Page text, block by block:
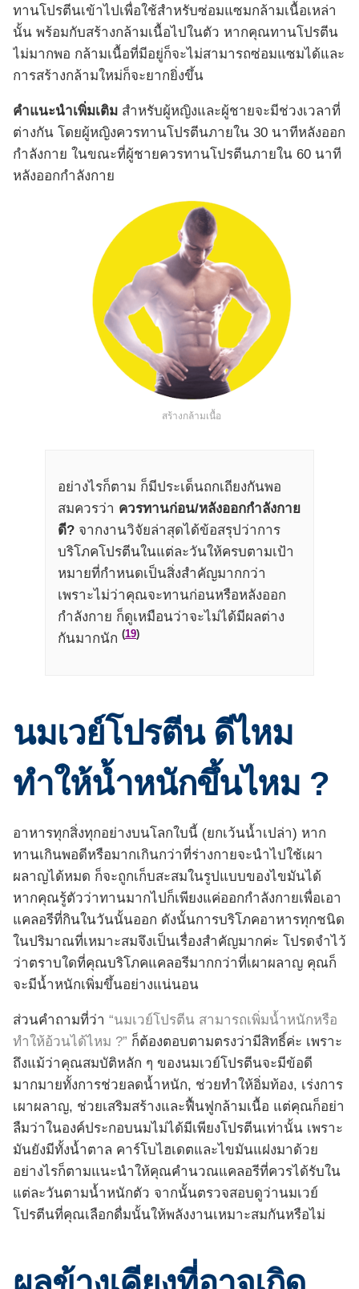
ทานโปรตีนเข้าไปเพื่อใช้สำหรับซ่อมแซมกล้ามเนื้อเหล่า
นั้น พร้อมกับสร้างกล้ามเนื้อไปในตัว หากคุณทานโปรตีน
ไม่มากพอ กล้ามเนื้อที่มีอยู่ก็จะไม่สามารถซ่อมแซมได้และ
การสร้างกล้ามใหม่ก็จะยากยิ่งขึ้น
คำแนะนำเพิ่มเติม สำหรับผู้หญิงและผู้ชายจะมีช่วงเวลาที่
ต่างกัน โดยผู้หญิงควรทานโปรตีนภายใน 30 นาทีหลังออก
กำลังกาย ในขณะที่ผู้ชายควรทานโปรตีนภายใน 60 นาที
หลังออกกำลังกาย
สร้างกล้ามเนื้อ
อย่างไรก็ตาม ก็มีประเด็นถกเถียงกันพอ
สมควรว่า ควรทานก่อน/หลังออกกำลังกาย
ดี? จากงานวิจัยล่าสุดได้ข้อสรุปว่าการ
บริโภคโปรตีนในแต่ละวันให้ครบตามเป้า
หมายที่กำหนดเป็นสิ่งสำคัญมากกว่า
เพราะไม่ว่าคุณจะทานก่อนหรือหลังออก
กำลังกาย ก็ดูเหมือนว่าจะไม่ได้มีผลต่าง
กันมากนัก (19)
นมเวย์โปรตีน ดีไหม
ทำให้น้ำหนักขึ้นไหม ?
อาหารทุกสิ่งทุกอย่างบนโลกใบนี้ (ยกเว้นน้ำเปล่า) หาก
ทานเกินพอดีหรือมากเกินกว่าที่ร่างกายจะนำไปใช้เผา
ผลาญได้หมด ก็จะถูกเก็บสะสมในรูปแบบของไขมันได้
หากคุณรู้ตัวว่าทานมากไปก็เพียงแค่ออกกำลังกายเพื่อเอา
แคลอรีที่กินในวันนั้นออก ดังนั้นการบริโภคอาหารทุกชนิด
ในปริมาณที่เหมาะสมจึงเป็นเรื่องสำคัญมากค่ะ โปรดจำไว้
ว่าตราบใดที่คุณบริโภคแคลอรีมากกว่าที่เผาผลาญ คุณก็
จะมีน้ำหนักเพิ่มขึ้นอย่างแน่นอน
ส่วนคำถามที่ว่า “นมเวย์โปรตีน สามารถเพิ่มน้ำหนักหรือ
ทำให้อ้วนได้ไหม ?” ก็ต้องตอบตามตรงว่ามีสิทธิ์ค่ะ เพราะ
ถึงแม้ว่าคุณสมบัติหลัก ๆ ของนมเวย์โปรตีนจะมีข้อดี
มากมายทั้งการช่วยลดน้ำหนัก, ช่วยทำให้อิ่มท้อง, เร่งการ
เผาผลาญ, ช่วยเสริมสร้างและฟื้นฟูกล้ามเนื้อ แต่คุณก็อย่า
ลืมว่าในองค์ประกอบนมไม่ได้มีเพียงโปรตีนเท่านั้น เพราะ
มันยังมีทั้งน้ำตาล คาร์โบไฮเดตและไขมันแฝงมาด้วย
อย่างไรก็ตามแนะนำให้คุณคำนวณแคลอรีที่ควรได้รับใน
แต่ละวันตามน้ำหนักตัว จากนั้นตรวจสอบดูว่านมเวย์
โปรตีนที่คุณเลือกดื่มนั้นให้พลังงานเหมาะสมกันหรือไม่